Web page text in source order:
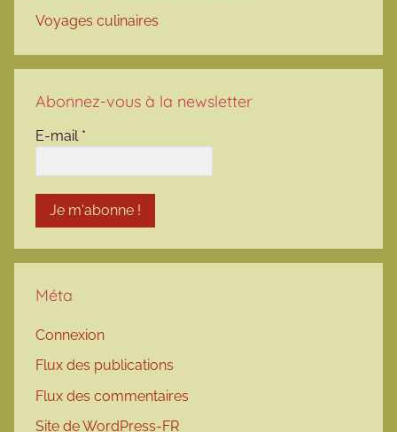
Voyages culinaires
Abonnez-vous à la newsletter
E-mail *
Méta
Connexion
Flux des publications
Flux des commentaires
Site de WordPress-FR